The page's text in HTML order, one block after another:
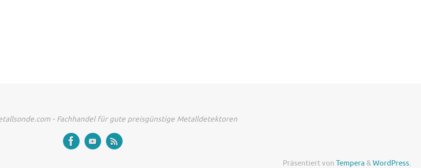
- Fachhandel für gute preisgünstige Metalldetektoren
Präsentiert von Tempera &WordPress.